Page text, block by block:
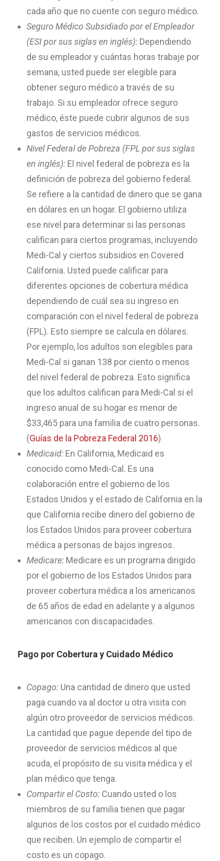
cada año que no cuente con seguro médico.
Seguro Médico Subsidiado por el Empleador
(ESI por sus siglas en inglés): Dependiendo
de su empleador y cuántas horas trabaje por
semana, usted puede ser elegible para
obtener seguro médico a través de su
trabajo. Si su empleador ofrece seguro
médico, éste puede cubrir algunos de sus
gastos de servicios médicos.
Nivel Federal de Pobreza (FPL por sus siglas
en inglés): El nivel federal de pobreza es la
definición de pobreza del gobierno federal.
Se refiere a la cantidad de dinero que se gana
en dólares en un hogar. El gobierno utiliza
ese nivel para determinar si las personas
califican para ciertos programas, incluyendo
Medi-Cal y ciertos subsidios en Covered
California. Usted puede calificar para
diferentes opciones de cobertura médica
dependiendo de cuál sea su ingreso en
comparación con el nivel federal de pobreza
(FPL). Esto siempre se calcula en dólares.
Por ejemplo, los adultos son elegibles para
Medi-Cal si ganan 138 por ciento o menos
del nivel federal de pobreza. Esto significa
que los adultos califican para Medi-Cal si el
ingreso anual de su hogar es menor de
$33,465 para una familia de cuatro personas.
(Guías de la Pobreza Federal 2016)
Medicaid: En California, Medicaid es
conocido como Medi-Cal. Es una
colaboración entre el gobierno de los
Estados Unidos y el estado de California en la
que California recibe dinero del gobierno de
los Estados Unidos para proveer cobertura
médica a personas de bajos ingresos.
Medicare: Medicare es un programa dirigido
por el gobierno de los Estados Unidos para
proveer cobertura médica a los americanos
de 65 años de edad en adelante y a algunos
americanos con discapacidades.
Pago por Cobertura y Cuidado Médico
Copago: Una cantidad de dinero que usted
paga cuando va al doctor u otra visita con
algún otro proveedor de servicios médicos.
La cantidad que pague depende del tipo de
proveedor de servicios médicos al que
acuda, el propósito de su visita médica y el
plan médico que tenga.
Compartir el Costo: Cuando usted o los
miembros de su familia tienen que pagar
algunos de los costos por el cuidado médico
que reciben. Un ejemplo de compartir el
costo es un copago.